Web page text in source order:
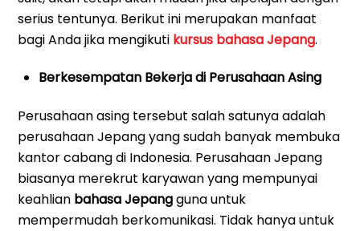
serius tentunya. Berikut ini merupakan manfaat
bagi Anda jika mengikuti kursus bahasa Jepang.
Berkesempatan Bekerja di Perusahaan Asing
Perusahaan asing tersebut salah satunya adalah
perusahaan Jepang yang sudah banyak membuka
kantor cabang di Indonesia. Perusahaan Jepang
biasanya merekrut karyawan yang mempunyai
keahlian bahasa Jepangguna untuk
mempermudah berkomunikasi. Tidak hanya untuk